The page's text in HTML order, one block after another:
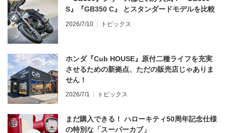
S』『GB350 C』 とスタンダードモデルを比較
2026/7/10 トピックス
ホンダ『Cub HOUSE』原付二種ライフを充実
させるための新拠点、ただの販売店じゃありま
せん！
2026/7/1 トピックス
まだ購入できる！ ハローキティ50周年記念仕様
の特別な「スーパーカブ」